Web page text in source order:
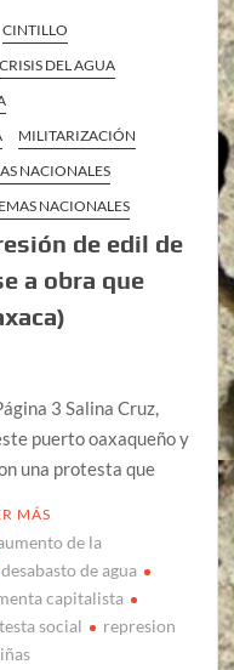
CINTILLO
CRISIS DEL AGUA
MILITARIZACIÓN
NACIONALES
NACIONALES
de edil de
a obra que
3 Salina Cruz,
puerto oaxaqueño y
una protesta que
MÁS
de la
desabasto de agua
capitalista
social
represion